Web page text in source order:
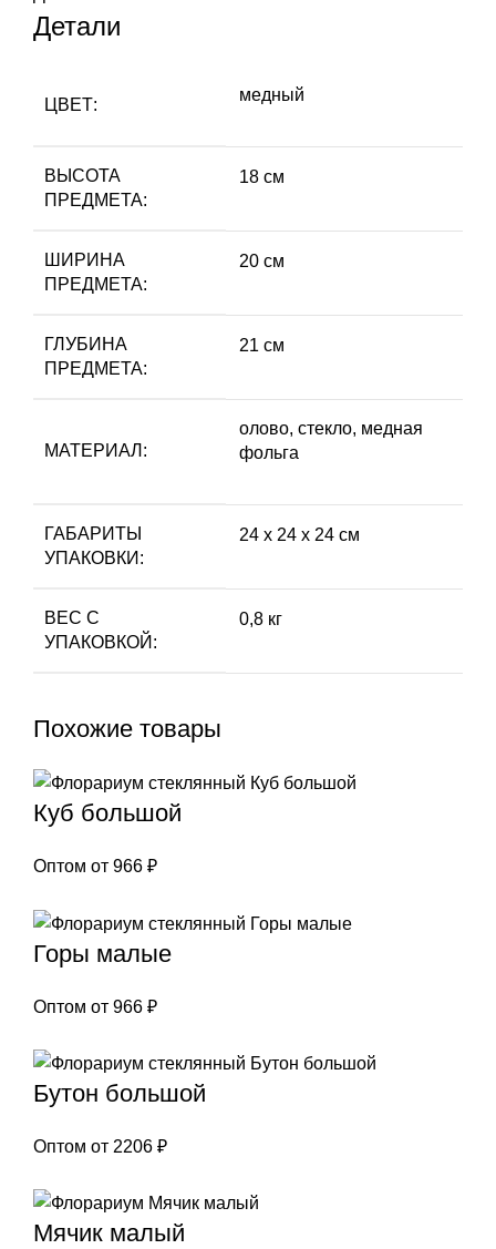
Детали
ЦВЕТ:
медный
ВЫСОТА
ПРЕДМЕТА:
18 см
ШИРИНА
ПРЕДМЕТА:
20 см
ГЛУБИНА
ПРЕДМЕТА:
21 см
МАТЕРИАЛ:
олово, стекло, медная
фольга
ГАБАРИТЫ
УПАКОВКИ:
24 х 24 х 24 см
ВЕС С
УПАКОВКОЙ:
0,8 кг
Похожие товары
Куб большой
Оптом от 966 ₽
Горы малые
Оптом от 966 ₽
Бутон большой
Оптом от 2206 ₽
Мячик малый